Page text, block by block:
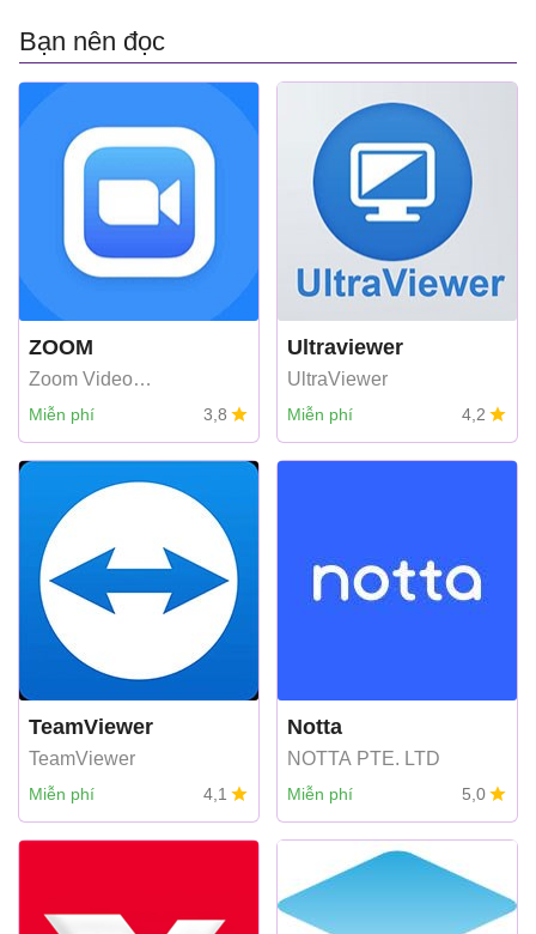
Bạn nên đọc
ZOOM
Zoom Video
Communications, Inc
Miễn phí 3,8
Ultraviewer
UltraViewer
Miễn phí 4,2
TeamViewer
TeamViewer
Miễn phí 4,1
Notta
NOTTA PTE. LTD
Miễn phí 5,0